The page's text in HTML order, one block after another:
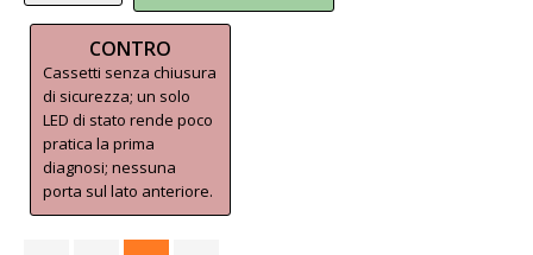
CONTRO
Cassetti senza chiusura
di sicurezza; un solo
LED di stato rende poco
pratica la prima
diagnosi; nessuna
porta sul lato anteriore.